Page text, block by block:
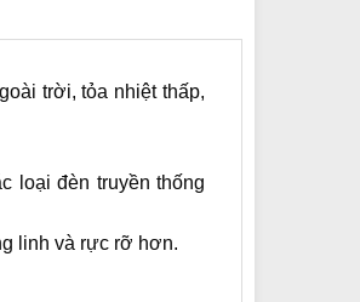
trời, tỏa nhiệt thấp,
loại đèn truyền thống
linh và rực rỡ hơn.